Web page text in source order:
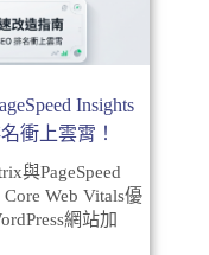
Insights
衝上雲霄！
與PageSpeed
Web Vitals優
網站加